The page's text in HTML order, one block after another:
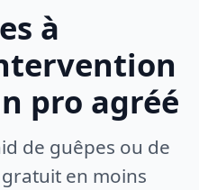
à
pro agréé
de guêpes ou de
en moins